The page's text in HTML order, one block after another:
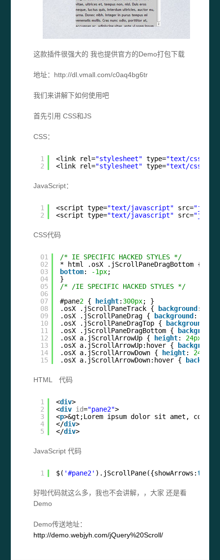
这款插件很强大的 我也提供官方的Demo打包下载
地址：http://dl.vmall.com/c0aq4bg6tr
我们来讲解下如何使用吧
首先引用 CSS和JS
CSS：
1
2
<link rel="stylesheet" type="text/css"
<link rel="stylesheet" type="text/css"
JavaScript：
1
2
<script type="text/javascript" src="js/
<script type="text/javascript" src="js/
CSS代码
01
02
03
04
05
06
07
08
09
10
11
12
13
14
15
/* IE SPECIFIC HACKED STYLES */
* html .osX .jScrollPaneDragBottom {
bottom: -1px;
}
/* /IE SPECIFIC HACKED STYLES */
#pane2 { height: 300px; }
.osX .jScrollPaneTrack {
background :
.osX .jScrollPaneDrag {
background :
.osX .jScrollPaneDragTop {
background
.osX .jScrollPaneDragBottom {
background
.osX a.jScrollArrowUp {
height: 24px
.osX a.jScrollArrowUp:hover {
.osX a.jScrollArrowDown {
height: 24px
.osX a.jScrollArrowDown:hover {
HTML 代码
1
2
3
4
5
<div>
<div id="pane2">
<p>&gt;Lorem ipsum dolor sit amet,
</div>
</div>
JavaScript 代码
1 $( '#pane2' ).jScrollPane({showArrows:true
好啦代码就这么多，我也不会讲解，，大家 还是看
Demo
Demo传送地址：
http://demo.webjyh.com/jQuery%20Scroll/